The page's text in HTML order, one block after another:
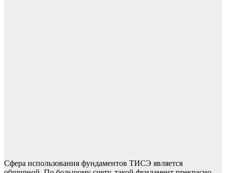
Сфера использования фундаментов ТИСЭ является